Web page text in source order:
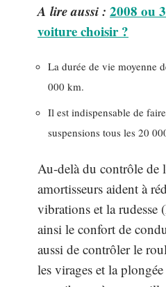
A lire aussi : 2008 ou
voiture choisir ?
La durée de vie moyenne
000 km.
Il est indispensable de
suspensions tous les 20
Au-delà du contrôle de
amortisseurs aident à
vibrations et la
ainsi le confort de
aussi de contrôler le
les virages et la